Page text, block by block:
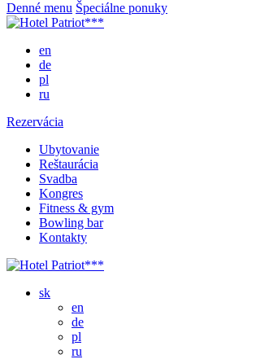
Denné menu Špeciálne ponuky
en
de
pl
ru
Rezervácia
Ubytovanie
Reštaurácia
Svadba
Kongres
Fitness & gym
Bowling bar
Kontakty
sk
en
de
pl
ru